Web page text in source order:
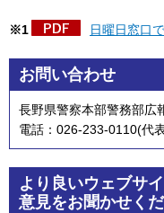
※1 日曜日窓口
お問い合わせ
長野県警察本部警務部広
電話：026-233-0110(代
より良いウェブサ
意見をお聞かせく